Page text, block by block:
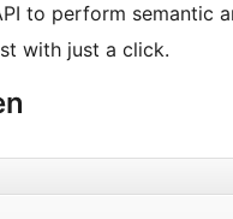
to perform
with just a click.